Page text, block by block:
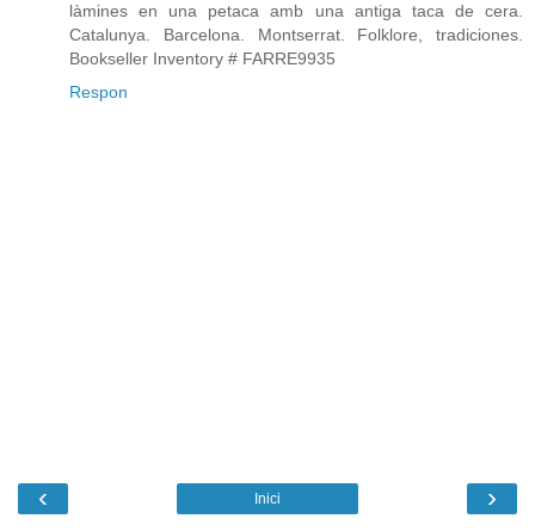
làmines en una petaca amb una antiga taca de cera.
Catalunya. Barcelona. Montserrat. Folklore, tradiciones.
Bookseller Inventory # FARRE9935
Respon
‹ ›
Inici